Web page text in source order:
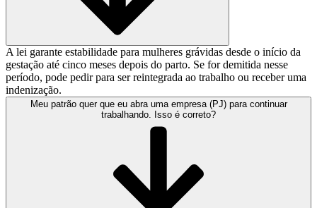
A lei garante estabilidade para mulheres grávidas desde o início da
gestação até cinco meses depois do parto. Se for demitida nesse
período, pode pedir para ser reintegrada ao trabalho ou receber uma
indenização.
Meu patrão quer que eu abra uma empresa (PJ) para continuar
trabalhando. Isso é correto?